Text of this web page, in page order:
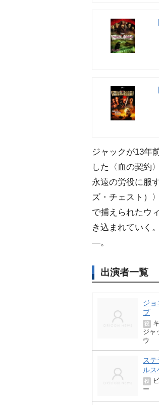
ジャックが13年
した〈血の契約
永遠の労役に服
ズ・チェスト）
で捕えられたウ
き込まれていく
―。
出演者一覧
ジョ
プ
役
ジャ
ウ
ステ
ルス
役
ー